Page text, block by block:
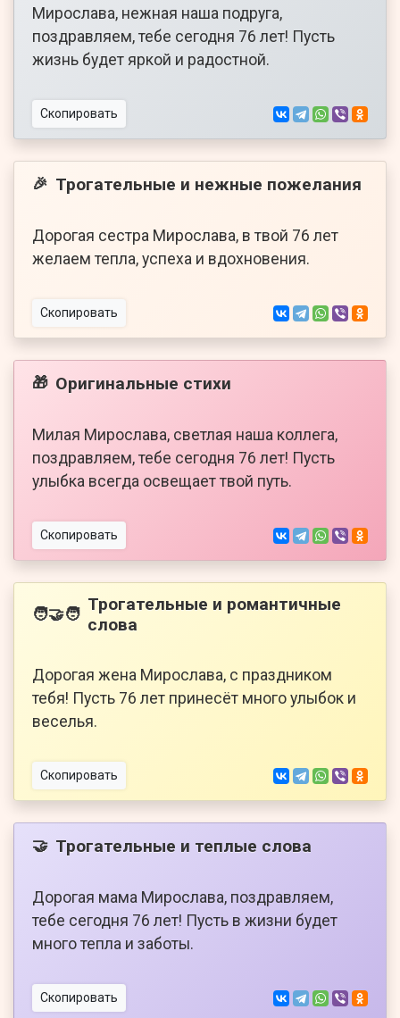
Мирослава, нежная наша подруга,
поздравляем, тебе сегодня 76 лет! Пусть
жизнь будет яркой и радостной.
Скопировать
🎉 Трогательные и нежные пожелания
Дорогая сестра Мирослава, в твой 76 лет
желаем тепла, успеха и вдохновения.
Скопировать
🎁 Оригинальные стихи
Милая Мирослава, светлая наша коллега,
поздравляем, тебе сегодня 76 лет! Пусть
улыбка всегда освещает твой путь.
Скопировать
🧑‍🤝‍🧑 Трогательные и романтичные
слова
Дорогая жена Мирослава, с праздником
тебя! Пусть 76 лет принесёт много улыбок и
веселья.
Скопировать
🤝 Трогательные и теплые слова
Дорогая мама Мирослава, поздравляем,
тебе сегодня 76 лет! Пусть в жизни будет
много тепла и заботы.
Скопировать